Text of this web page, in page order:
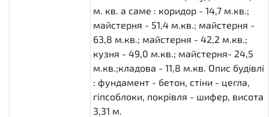
м. кв. а саме : коридор - 14,7 м.кв.;
майстерня - 51,4 м.кв.; майстерня -
63,8 м.кв.; майстерня - 42,2 м.кв.;
кузня - 49,0 м.кв.; майстерня- 24,5
м.кв.;кладова - 11,8 м.кв. Опис будівлі
: фундамент - бетон, стіни - цегла,
гіпсоблоки, покрівля - шифер, висота
3,31 м.